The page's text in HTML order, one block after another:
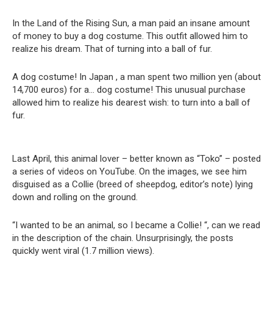
In the Land of the Rising Sun, a man paid an insane amount
of money to buy a dog costume. This outfit allowed him to
realize his dream. That of turning into a ball of fur.
A dog costume! In Japan , a man spent two million yen (about
14,700 euros) for a… dog costume! This unusual purchase
allowed him to realize his dearest wish: to turn into a ball of
fur.
Last April, this animal lover – better known as “Toko” – posted
a series of videos on YouTube. On the images, we see him
disguised as a Collie (breed of sheepdog, editor’s note) lying
down and rolling on the ground.
“I wanted to be an animal, so I became a Collie! “, can we read
in the description of the chain. Unsurprisingly, the posts
quickly went viral (1.7 million views).